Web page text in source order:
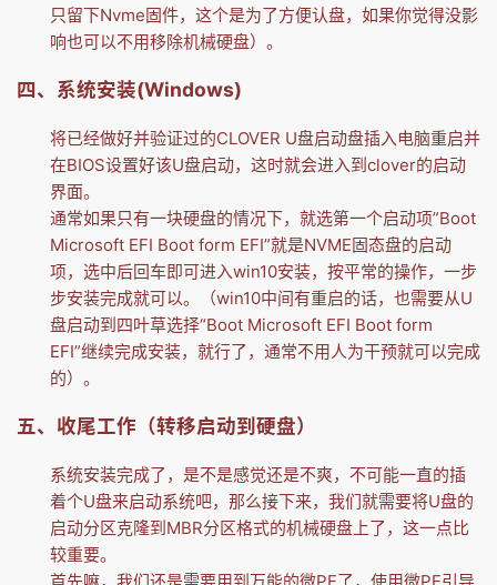
只留下Nvme固件，这个是为了方便认盘，如果你觉得没影
响也可以不用移除机械硬盘）。
四、系统安装(Windows)
将已经做好并验证过的CLOVER U盘启动盘插入电脑重启并
在BIOS设置好该U盘启动，这时就会进入到clover的启动
界面。
通常如果只有一块硬盘的情况下，就选第一个启动项”Boot
Microsoft EFI Boot form EFI”就是NVME固态盘的启动
项，选中后回车即可进入win10安装，按平常的操作，一步
步安装完成就可以。（win10中间有重启的话，也需要从U
盘启动到四叶草选择“Boot Microsoft EFI Boot form
EFI”继续完成安装，就行了，通常不用人为干预就可以完成
的）。
五、收尾工作（转移启动到硬盘）
系统安装完成了，是不是感觉还是不爽，不可能一直的插
着个U盘来启动系统吧，那么接下来，我们就需要将U盘的
启动分区克隆到MBR分区格式的机械硬盘上了，这一点比
较重要。